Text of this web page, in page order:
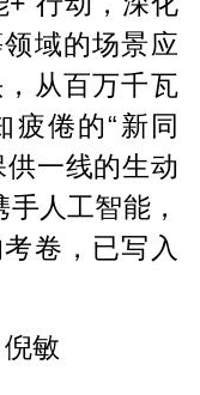
域的场景应
从百万千瓦
疲倦的“新同
一线的生动
人工智能，
卷，已写入
敏